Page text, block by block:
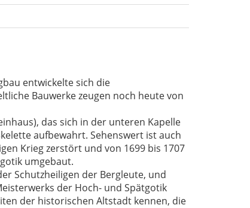
entwickelte sich die
Bauwerke zeugen noch heute von
das sich in der unteren Kapelle
aufbewahrt. Sehenswert ist auch
Krieg zerstört und von 1699 bis 1707
umgebaut.
Schutzheiligen der Bergleute, und
der Hoch- und Spätgotik
der historischen Altstadt kennen, die